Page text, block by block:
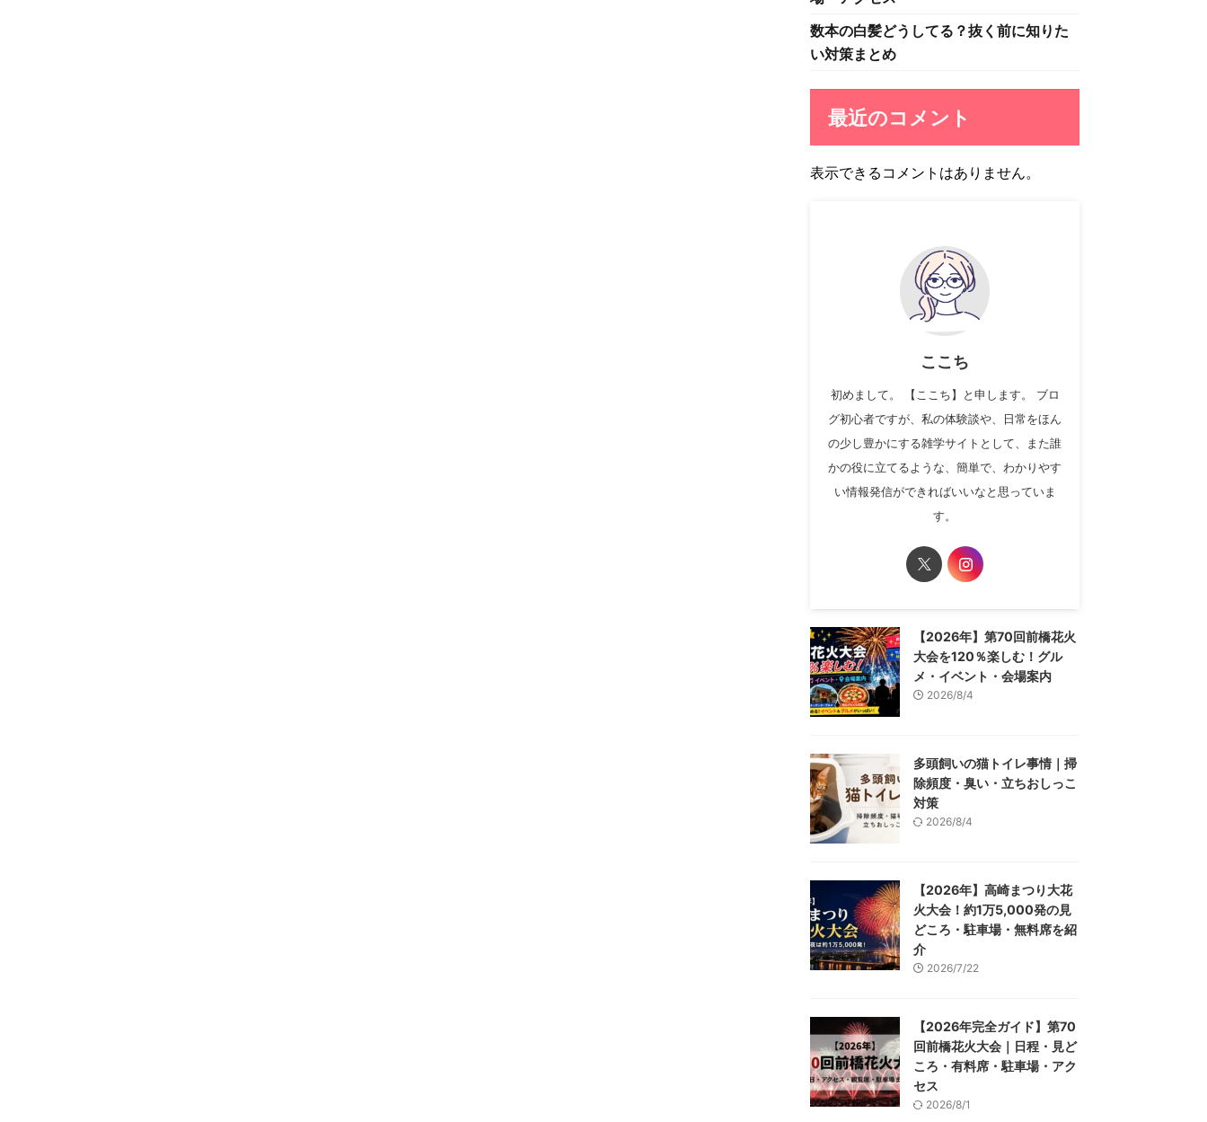
数本の白髪どうしてる？抜く前に知りた
い対策まとめ
最近のコメント
表示できるコメントはありません。
ここち
初めまして。 【ここち】と申します。 ブロ
グ初心者ですが、私の体験談や、日常をほん
の少し豊かにする雑学サイトとして、また誰
かの役に立てるような、簡単で、わかりやす
い情報発信ができればいいなと思っていま
す。
【2026年】第70回前橋花火
大会を120％楽しむ！グル
メ・イベント・会場案内
2026/8/4
多頭飼いの猫トイレ事情｜掃
除頻度・臭い・立ちおしっこ
対策
2026/8/4
【2026年】高崎まつり大花
火大会！約1万5,000発の見
どころ・駐車場・無料席を紹
介
2026/7/22
【2026年完全ガイド】第70
回前橋花火大会｜日程・見ど
ころ・有料席・駐車場・アク
セス
2026/8/1